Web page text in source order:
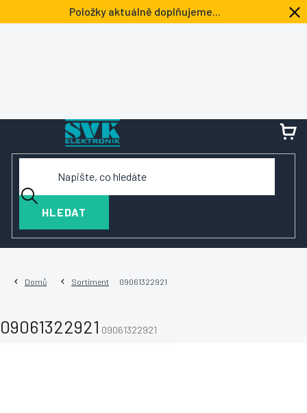
na
Položky aktuálně doplňujeme...
HLEDAT
Domů Sortiment 09061322921
09061322921 09061322921